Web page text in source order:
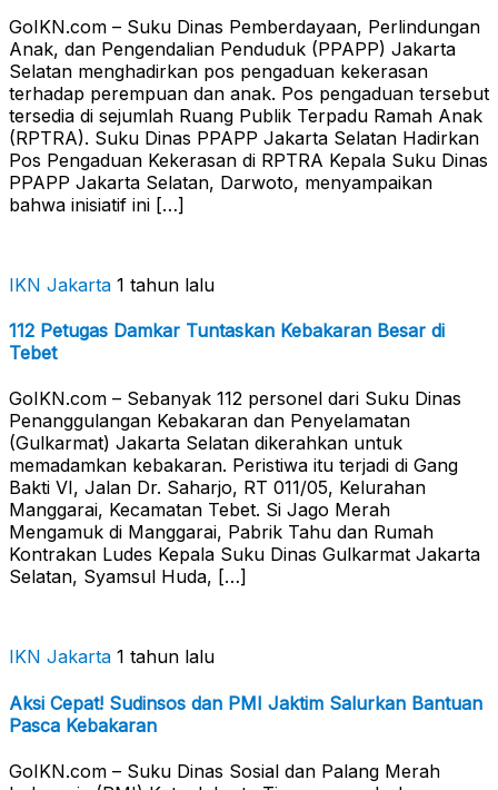
GoIKN.com – Suku Dinas Pemberdayaan, Perlindungan
Anak, dan Pengendalian Penduduk (PPAPP) Jakarta
Selatan menghadirkan pos pengaduan kekerasan
terhadap perempuan dan anak. Pos pengaduan tersebut
tersedia di sejumlah Ruang Publik Terpadu Ramah Anak
(RPTRA). Suku Dinas PPAPP Jakarta Selatan Hadirkan
Pos Pengaduan Kekerasan di RPTRA Kepala Suku Dinas
PPAPP Jakarta Selatan, Darwoto, menyampaikan
bahwa inisiatif ini […]
IKN Jakarta 1 tahun lalu
112 Petugas Damkar Tuntaskan Kebakaran Besar di
Tebet
GoIKN.com – Sebanyak 112 personel dari Suku Dinas
Penanggulangan Kebakaran dan Penyelamatan
(Gulkarmat) Jakarta Selatan dikerahkan untuk
memadamkan kebakaran. Peristiwa itu terjadi di Gang
Bakti VI, Jalan Dr. Saharjo, RT 011/05, Kelurahan
Manggarai, Kecamatan Tebet. Si Jago Merah
Mengamuk di Manggarai, Pabrik Tahu dan Rumah
Kontrakan Ludes Kepala Suku Dinas Gulkarmat Jakarta
Selatan, Syamsul Huda, […]
IKN Jakarta 1 tahun lalu
Aksi Cepat! Sudinsos dan PMI Jaktim Salurkan Bantuan
Pasca Kebakaran
GoIKN.com – Suku Dinas Sosial dan Palang Merah